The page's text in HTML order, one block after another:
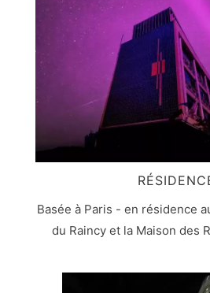
Basée à Paris - en résidence
du Raincy et la Maison des